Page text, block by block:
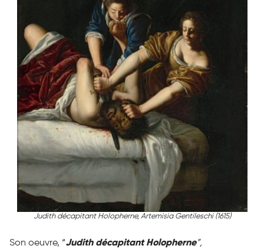
Judith décapitant Holopherne, Artemisia Gentileschi (1615)
Son oeuvre, “Judith décapitant Holopherne”,